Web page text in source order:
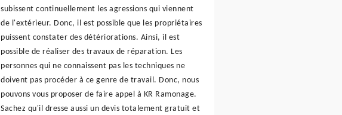
subissent continuellement les agressions qui viennent
de l'extérieur. Donc, il est possible que les propriétaires
puissent constater des détériorations. Ainsi, il est
possible de réaliser des travaux de réparation. Les
personnes qui ne connaissent pas les techniques ne
doivent pas procéder à ce genre de travail. Donc, nous
pouvons vous proposer de faire appel à KR Ramonage.
Sachez qu'il dresse aussi un devis totalement gratuit et